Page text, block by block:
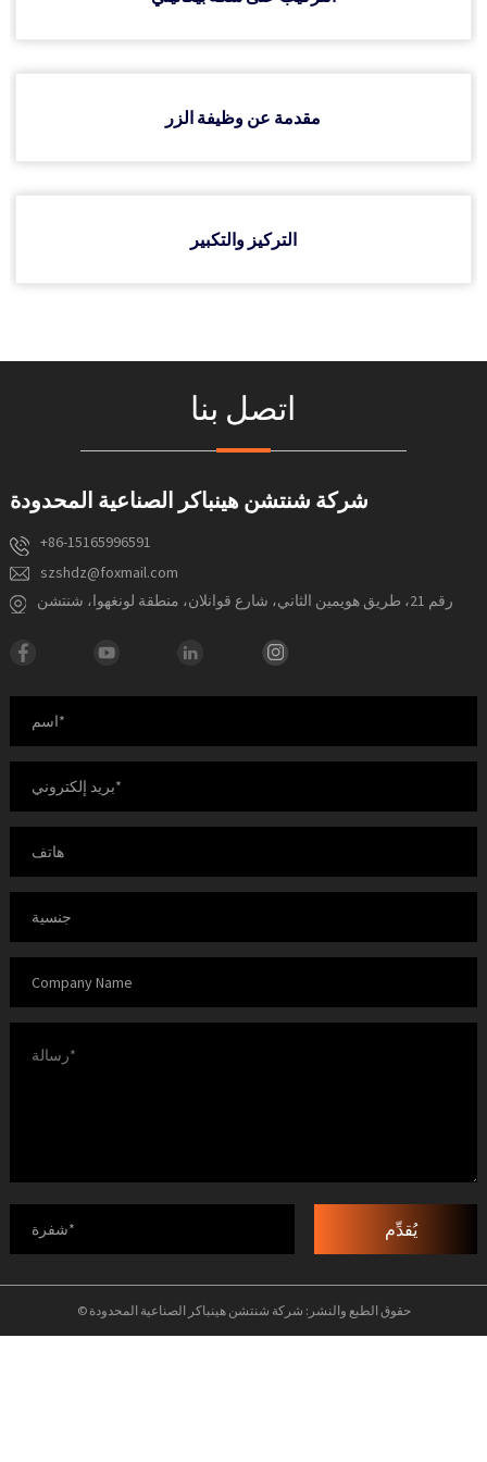
مقدمة عن وظيفة الزر
التركيز والتكبير
اتصل بنا
شركة شنتشن هينباكر الصناعية المحدودة
+86-15165996591
szshdz@foxmail.com
رقم 21، طريق هويمين الثاني، شارع قوانلان، منطقة لونغهوا، شنتشن
يُقدِّم
© حقوق الطبع والنشر: شركة شنتشن هينباكر الصناعية المحدودة